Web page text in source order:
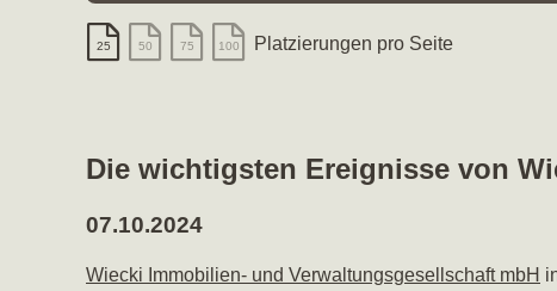
25 50 75 100 Platzierungen pro Seite
Die wichtigsten Ereignisse von
07.10.2024
Wiecki Immobilien- und Verwaltungsgesellschaft mbH